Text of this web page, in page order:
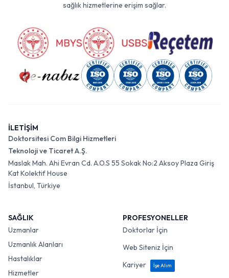
sağlık hizmetlerine erişim sağlar.
İLETİŞİM
Doktorsitesi Com Bilgi Hizmetleri
Teknoloji ve Ticaret A.Ş.
Maslak Mah. Ahi Evran Cd. A.O.S 55 Sokak No:2 Aksoy Plaza Giriş
Kat Kolektif House
İstanbul, Türkiye
SAĞLIK
Uzmanlar
Uzmanlık Alanları
Hastalıklar
Hizmetler
PROFESYONELLER
Doktorlar İçin
Web Siteniz İçin
Kariyer
İşe Alım